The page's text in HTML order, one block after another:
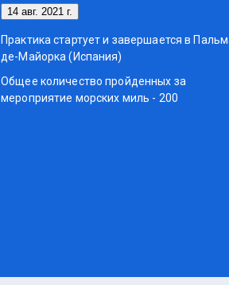
14 авг. 2021 г.
Практика стартует и завершается в
де-Майорка (Испания)
Общее количество пройденных за
мероприятие морских миль - 200